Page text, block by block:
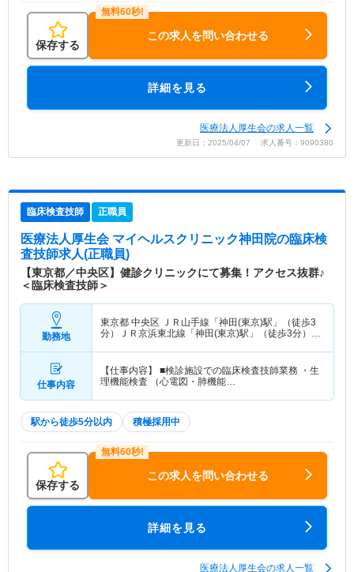
保存する
この求人を問い合わせる
詳細を見る
医療法人厚生会の求人一覧
更新日：2025/04/07 求人番号：9090380
臨床検査技師 正職員
医療法人厚生会 マイヘルスクリニック神田院の臨床検
査技師求人(正職員)
【東京都／中央区】健診クリニックにて募集！アクセス抜群♪
＜臨床検査技師＞
勤務地
東京都 中央区
ＪＲ山手線「神田(東京)駅」（徒歩3
分）ＪＲ京浜東北線「神田(東京)駅」（徒歩3分）
仕事内容
【仕事内容】 ■検診施設での臨床検査技師業務 ・生
理機能検査 （心電図・肺機能…
駅から徒歩5分以内 積極採用中
保存する
この求人を問い合わせる
詳細を見る
医療法人厚生会の求人一覧